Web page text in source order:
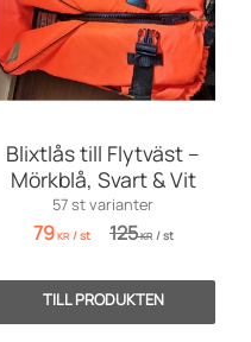
Blixtlås till Flytväst –
Mörkblå, Svart & Vit
57 st varianter
79KR /st 125KR /st